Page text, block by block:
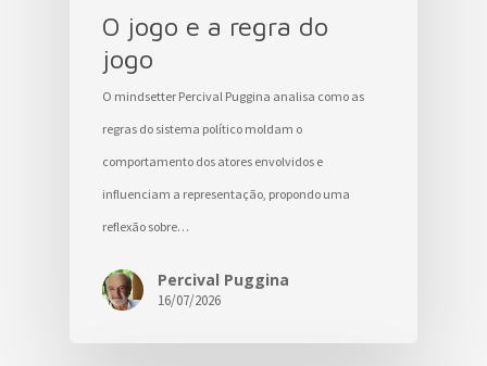
O jogo e a regra do
jogo
O mindsetter Percival Puggina analisa como as
regras do sistema político moldam o
comportamento dos atores envolvidos e
influenciam a representação, propondo uma
reflexão sobre…
Percival Puggina
16/07/2026